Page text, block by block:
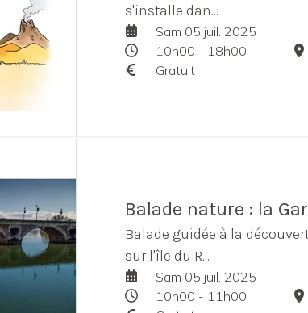
s'installe dan...
Sam 05 juil. 2025
10h00 - 18h00
Gratuit
Balade nature : la
Balade guidée à la
sur l'île du R...
Sam 05 juil. 2025
10h00 - 11h00